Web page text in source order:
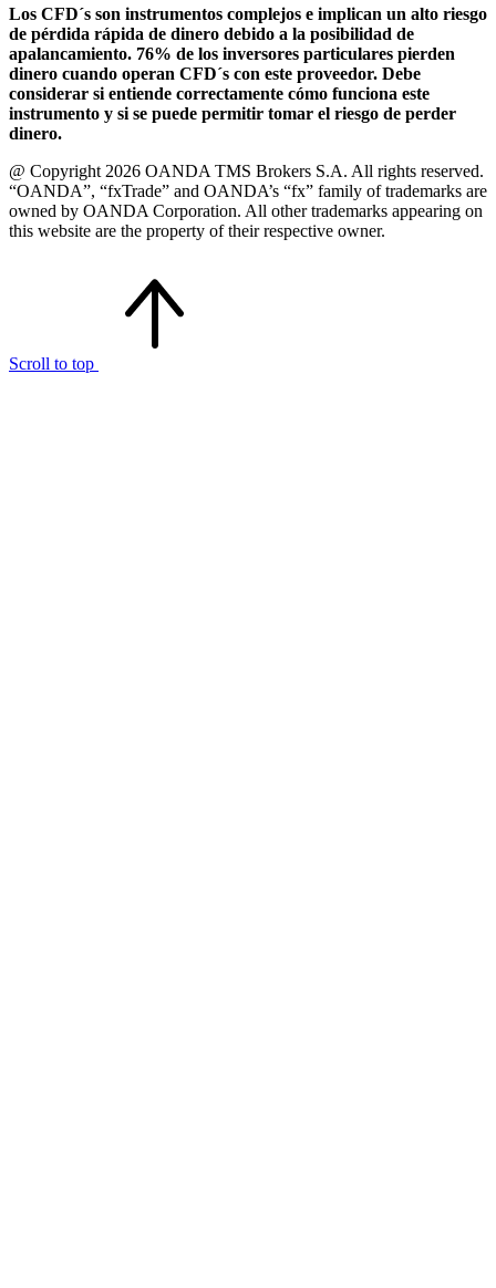
Los CFD´s son instrumentos complejos e implican un alto riesgo
de pérdida rápida de dinero debido a la posibilidad de
apalancamiento. 76% de los inversores particulares pierden
dinero cuando operan CFD´s con este proveedor. Debe
considerar si entiende correctamente cómo funciona este
instrumento y si se puede permitir tomar el riesgo de perder
dinero.
@ Copyright 2026 OANDA TMS Brokers S.A. All rights reserved.
“OANDA”, “fxTrade” and OANDA’s “fx” family of trademarks are
owned by OANDA Corporation. All other trademarks appearing on
this website are the property of their respective owner.
Scroll to top